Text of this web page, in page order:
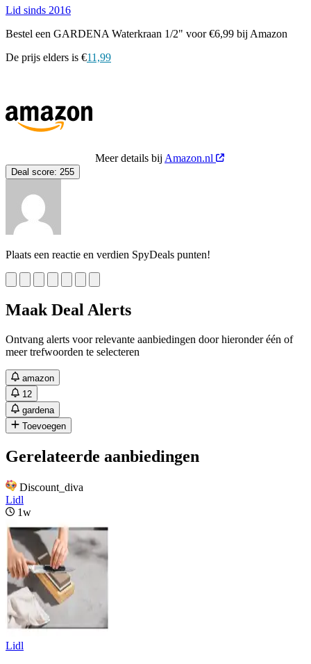
Lid sinds 2016
Bestel een GARDENA Waterkraan 1/2" voor €6,99 bij Amazon
De prijs elders is €11,99
Meer details bij Amazon.nl
Deal score: 255
Plaats een reactie en verdien SpyDeals punten!
Maak Deal Alerts
Ontvang alerts voor relevante aanbiedingen door hieronder één of
meer trefwoorden te selecteren
amazon
12
gardena
Toevoegen
Gerelateerde aanbiedingen
Discount_diva
Lidl
1w
Lidl